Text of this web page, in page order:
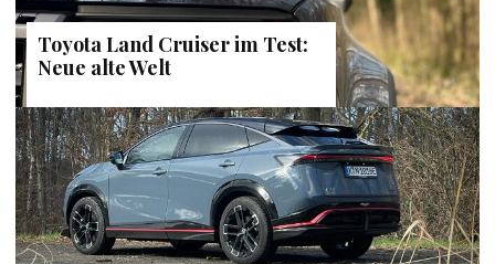
Toyota Land Cruiser im Test:
Neue alte Welt